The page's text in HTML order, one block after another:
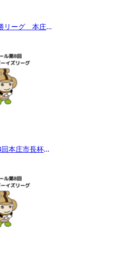
リーグ 本庄ボ
本庄市長杯ボ